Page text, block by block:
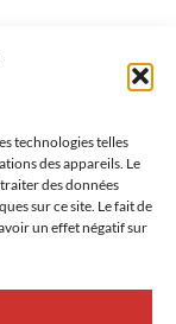
technologies telles
des appareils. Le
des données
sur ce site. Le fait de
un effet négatif sur